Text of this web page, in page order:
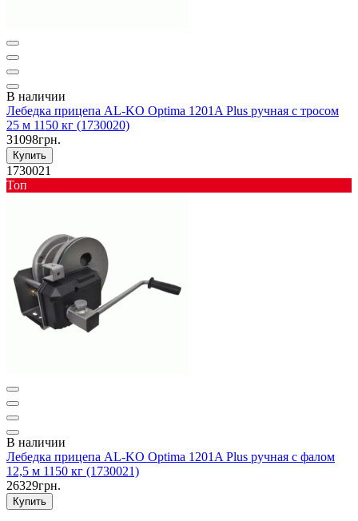
В наличии
Лебедка прицепа AL-KO Optima 1201A Plus ручная с тросом
25 м 1150 кг (1730020)
31098грн.
Купить
1730021
Toп
В наличии
Лебедка прицепа AL-KO Optima 1201A Plus ручная с фалом
12,5 м 1150 кг (1730021)
26329грн.
Купить